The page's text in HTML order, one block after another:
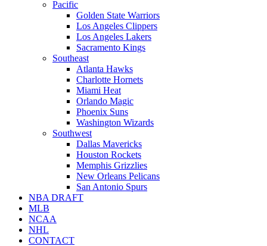
Pacific
Golden State Warriors
Los Angeles Clippers
Los Angeles Lakers
Sacramento Kings
Southeast
Atlanta Hawks
Charlotte Hornets
Miami Heat
Orlando Magic
Phoenix Suns
Washington Wizards
Southwest
Dallas Mavericks
Houston Rockets
Memphis Grizzlies
New Orleans Pelicans
San Antonio Spurs
NBA DRAFT
MLB
NCAA
NHL
CONTACT